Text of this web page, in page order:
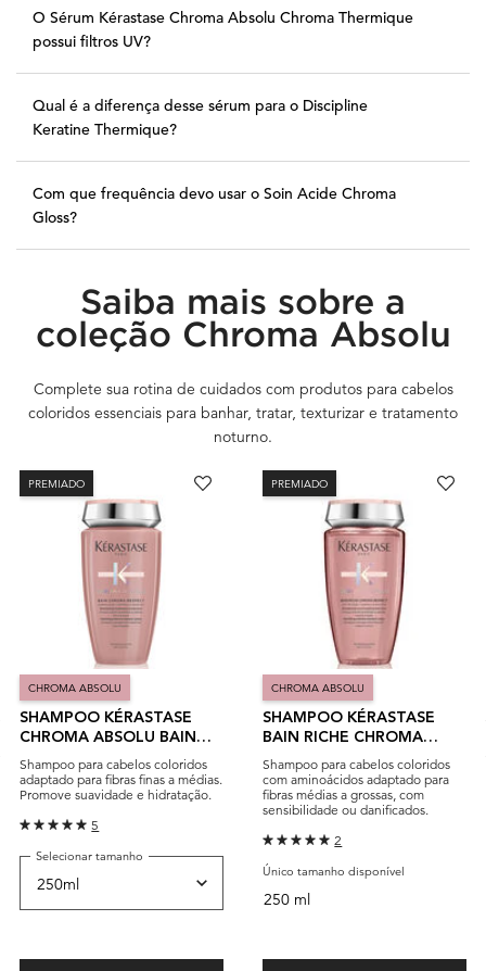
O Sérum Kérastase Chroma Absolu Chroma Thermique
possui filtros UV?
Qual é a diferença desse sérum para o Discipline
Keratine Thermique?
Com que frequência devo usar o Soin Acide Chroma
Gloss?
PDP Routine SectionSaiba mais sobre a
coleção Chroma Absolu
Complete sua rotina de cuidados com produtos para cabelos
coloridos essenciais para banhar, tratar, texturizar e tratamento
noturno.
PREMIADO
CHROMA ABSOLU
SHAMPOO KÉRASTASE
CHROMA ABSOLU BAIN
CHROMA RESPECT
Shampoo para cabelos coloridos
adaptado para fibras finas a médias.
Promove suavidade e hidratação.
5
Selecionar tamanho
PREMIADO
CHROMA ABSOLU
SHAMPOO KÉRASTASE
BAIN RICHE CHROMA
RESPECT | COR INTENSA
Shampoo para cabelos coloridos
com aminoácidos adaptado para
fibras médias a grossas, com
sensibilidade ou danificados.
2
Único tamanho disponível
250 ml